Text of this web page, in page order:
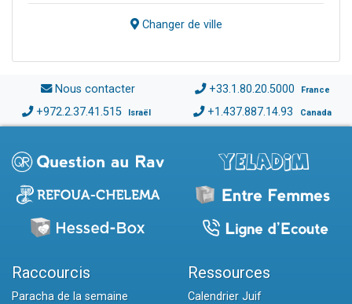
Changer de ville
Nous contacter +33.1.80.20.5000 France
+972.2.37.41.515 Israël +1.437.887.14.93 Canada
Raccourcis
Paracha de la semaine
Ressources
Calendrier Juif